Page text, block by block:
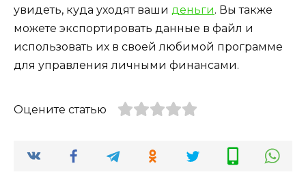
увидеть, куда уходят ваши деньги. Вы также
можете экспортировать данные в файл и
использовать их в своей любимой программе
для управления личными финансами.
Оцените статью